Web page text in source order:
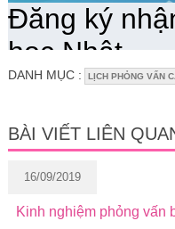
DANH MỤC : LỊCH PHỎNG VẤN
BÀI VIẾT LIÊN
16/09/2019
Kinh nghiệm phỏng vấn